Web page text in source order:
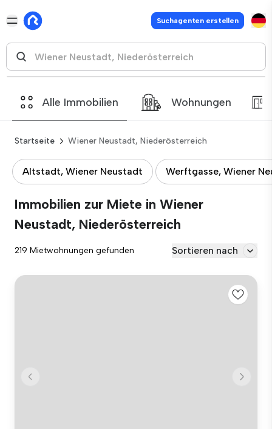
Suchagenten erstellen
Alle Immobilien Wohnungen
Startseite Wiener Neustadt, Niederösterreich
Altstadt, Wiener Neustadt Werftgasse, Wiener
Immobilien zur Miete in Wiener
Neustadt, Niederösterreich
219 Mietwohnungen gefunden Sortieren nach